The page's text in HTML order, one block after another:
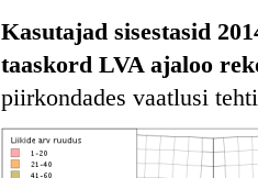
Kasutajad sisestasid
taaskord LVA ajaloo
piirkondades vaatlusi